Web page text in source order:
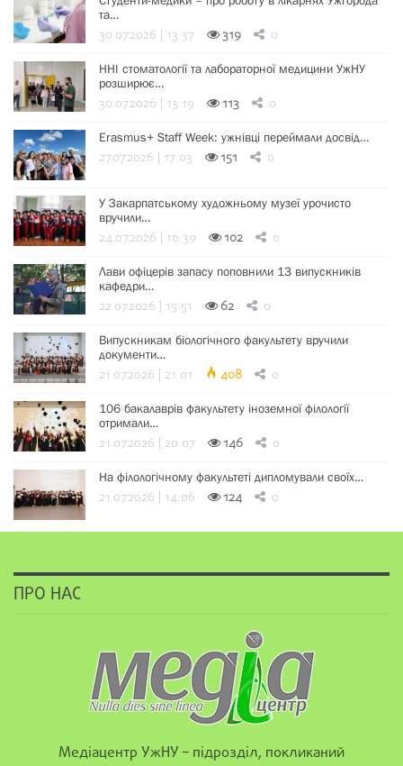
та…
30.07.2026 | 13:37 319 0
ННІ стоматології та лабораторної медицини УжНУ
розширює…
30.07.2026 | 13:19 113 0
Erasmus+ Staff Week: ужнівці переймали досвід…
27.07.2026 | 17:03 151 0
У Закарпатському художньому музеї урочисто
вручили…
24.07.2026 | 10:39 102 0
Лави офіцерів запасу поповнили 13 випускників
кафедри…
22.07.2026 | 15:51 62 0
Випускникам біологічного факультету вручили
документи…
21.07.2026 | 21:01 408 0
106 бакалаврів факультету іноземної філології
отримали…
21.07.2026 | 20:07 146 0
На філологічному факультеті дипломували своїх…
21.07.2026 | 14:06 124 0
ПРО НАС
Медіацентр УжНУ – підрозділ, покликаний